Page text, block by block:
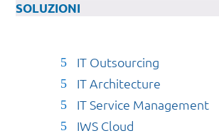
SOLUZIONI
IT Outsourcing
IT Architecture
IT Service Management
IWS Cloud